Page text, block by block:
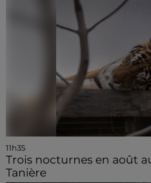
11h35
Trois nocturnes en août
Tanière